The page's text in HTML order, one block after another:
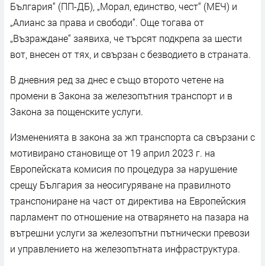
България“ (ПП-ДБ), „Морал, единство, чест“ (МЕЧ) и
„Алианс за права и свободи“. Още тогава от
„Възраждане“ заявиха, че търсят подкрепа за шести
вот, внесен от тях, и свързан с безводието в страната.
В дневния ред за днес е също второто четене на
промени в Закона за железопътния транспорт и в
Закона за пощенските услуги.
Измененията в закона за жп транспорта са свързани с
мотивирано становище от 19 април 2023 г. на
Европейската комисия по процедура за нарушение
срещу България за неосигуряване на правилното
транспониране на част от директива на Европейския
парламент по отношение на отварянето на пазара на
вътрешни услуги за железопътни пътнически превози
и управлението на железопътната инфраструктура.